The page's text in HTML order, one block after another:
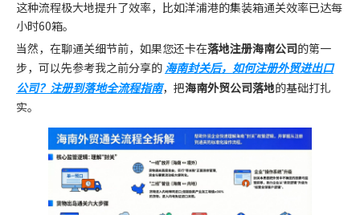
这种流程极大地提升了效率，比如洋浦港的集装箱通关效率已达每
小时60箱。
当然，在聊通关细节前，如果您还卡在落地注册海南公司的第一
步，可以先参考我之前分享的 海南封关后，如何注册外贸进出口
公司？注册到落地全流程指南，把海南外贸公司落地的基础打扎
实。